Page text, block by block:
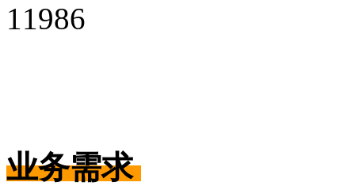
11986
业务需求